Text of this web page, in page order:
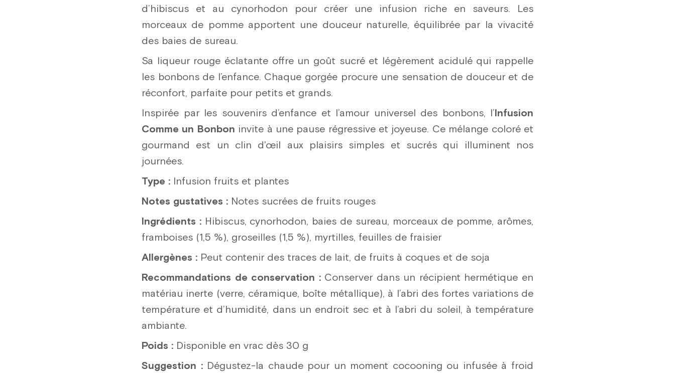
d’hibiscus et au cynorhodon pour créer une infusion riche en saveurs. Les
morceaux de pomme apportent une douceur naturelle, équilibrée par la vivacité
des baies de sureau.
Sa liqueur rouge éclatante offre un goût sucré et légèrement acidulé qui rappelle
les bonbons de l’enfance. Chaque gorgée procure une sensation de douceur et de
réconfort, parfaite pour petits et grands.
Inspirée par les souvenirs d’enfance et l’amour universel des bonbons, l’Infusion
Comme un Bonbon invite à une pause régressive et joyeuse. Ce mélange coloré et
gourmand est un clin d'œil aux plaisirs simples et sucrés qui illuminent nos
journées.
Type : Infusion fruits et plantes
Notes gustatives : Notes sucrées de fruits rouges
Ingrédients :Hibiscus, cynorhodon, baies de sureau, morceaux de pomme, arômes,
framboises (1,5 %), groseilles (1,5 %), myrtilles, feuilles de fraisier
Allergènes : Peut contenir des traces de lait, de fruits à coques et de soja
Recommandations de conservation :Conserver dans un récipient hermétique en
matériau inerte (verre, céramique, boîte métallique), à l’abri des fortes variations de
température et d’humidité, dans un endroit sec et à l’abri du soleil, à température
ambiante.
Poids : Disponible en vrac dès 30 g
Suggestion :Dégustez-la chaude pour un moment cocooning ou infusée à froid